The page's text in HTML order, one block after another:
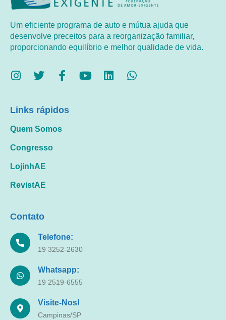
Um eficiente programa de auto e mútua ajuda que
desenvolve preceitos para a reorganização familiar,
proporcionando equilíbrio e melhor qualidade de vida.
Links rápidos
Quem Somos
Congresso
LojinhAE
RevistAE
Contato
Telefone:
19 3252-2630
Whatsapp:
19 2519-6555
Visite-Nos!
Campinas/SP